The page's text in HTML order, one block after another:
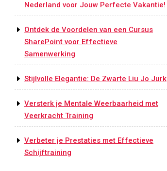
Nederland voor Jouw Perfecte Vakantie!
Ontdek de Voordelen van een Cursus
SharePoint voor Effectieve
Samenwerking
Stijlvolle Elegantie: De Zwarte Liu Jo Jurk
Versterk je Mentale Weerbaarheid met
Veerkracht Training
Verbeter je Prestaties met Effectieve
Schijftraining